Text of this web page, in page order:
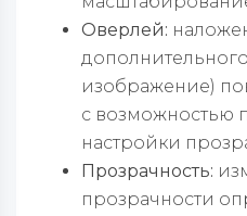
Оверлей:
изображение)
с возможностью
настройки
Прозрачность:
прозрачности